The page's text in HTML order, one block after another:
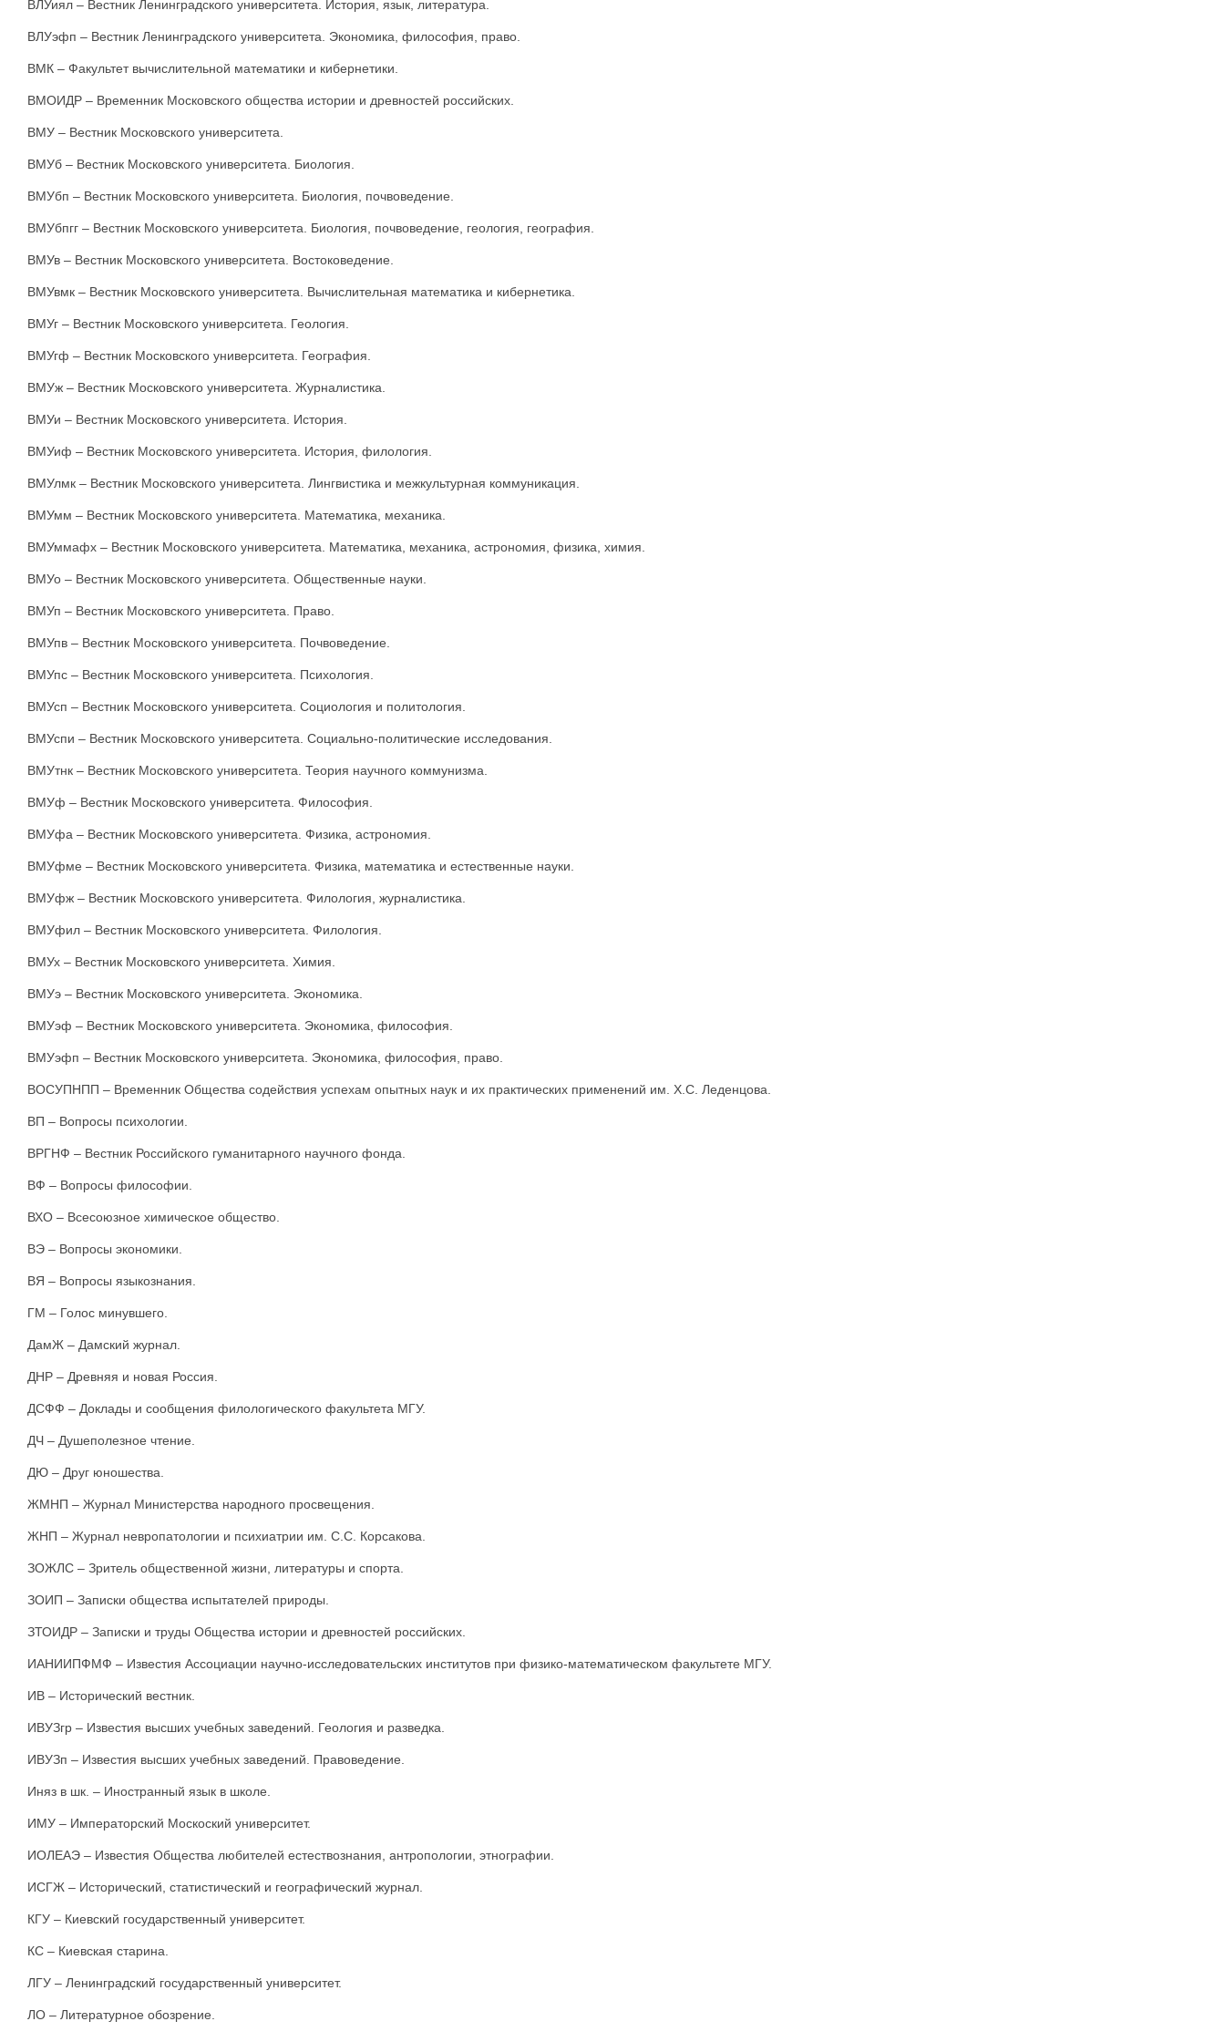
ВЛУиял – Вестник Ленинградского университета. История, язык, литература.
ВЛУэфп – Вестник Ленинградского университета. Экономика, философия, право.
ВМК – Факультет вычислительной математики и кибернетики.
ВМОИДР – Временник Московского общества истории и древностей российских.
ВМУ – Вестник Московского университета.
ВМУб – Вестник Московского университета. Биология.
ВМУбп – Вестник Московского университета. Биология, почвоведение.
ВМУбпгг – Вестник Московского университета. Биология, почвоведение, геология, география.
ВМУв – Вестник Московского университета. Востоковедение.
ВМУвмк – Вестник Московского университета. Вычислительная математика и кибернетика.
ВМУг – Вестник Московского университета. Геология.
ВМУгф – Вестник Московского университета. География.
ВМУж – Вестник Московского университета. Журналистика.
ВМУи – Вестник Московского университета. История.
ВМУиф – Вестник Московского университета. История, филология.
ВМУлмк – Вестник Московского университета. Лингвистика и межкультурная коммуникация.
ВМУмм – Вестник Московского университета. Математика, механика.
ВМУммафх – Вестник Московского университета. Математика, механика, астрономия, физика, химия.
ВМУо – Вестник Московского университета. Общественные науки.
ВМУп – Вестник Московского университета. Право.
ВМУпв – Вестник Московского университета. Почвоведение.
ВМУпс – Вестник Московского университета. Психология.
ВМУсп – Вестник Московского университета. Социология и политология.
ВМУспи – Вестник Московского университета. Социально-политические исследования.
ВМУтнк – Вестник Московского университета. Теория научного коммунизма.
ВМУф – Вестник Московского университета. Философия.
ВМУфа – Вестник Московского университета. Физика, астрономия.
ВМУфме – Вестник Московского университета. Физика, математика и естественные науки.
ВМУфж – Вестник Московского университета. Филология, журналистика.
ВМУфил – Вестник Московского университета. Филология.
ВМУх – Вестник Московского университета. Химия.
ВМУэ – Вестник Московского университета. Экономика.
ВМУэф – Вестник Московского университета. Экономика, философия.
ВМУэфп – Вестник Московского университета. Экономика, философия, право.
ВОСУПНПП – Временник Общества содействия успехам опытных наук и их практических применений им. Х.С. Леденцова.
ВП – Вопросы психологии.
ВРГНФ – Вестник Российского гуманитарного научного фонда.
ВФ – Вопросы философии.
ВХО – Всесоюзное химическое общество.
ВЭ – Вопросы экономики.
ВЯ – Вопросы языкознания.
ГМ – Голос минувшего.
ДамЖ – Дамский журнал.
ДНР – Древняя и новая Россия.
ДСФФ – Доклады и сообщения филологического факультета МГУ.
ДЧ – Душеполезное чтение.
ДЮ – Друг юношества.
ЖМНП – Журнал Министерства народного просвещения.
ЖНП – Журнал невропатологии и психиатрии им. С.С. Корсакова.
ЗОЖЛС – Зритель общественной жизни, литературы и спорта.
ЗОИП – Записки общества испытателей природы.
ЗТОИДР – Записки и труды Общества истории и древностей российских.
ИАНИИПФМФ – Известия Ассоциации научно-исследовательских институтов при физико-математическом факультете МГУ.
ИВ – Исторический вестник.
ИВУЗгр – Известия высших учебных заведений. Геология и разведка.
ИВУЗп – Известия высших учебных заведений. Правоведение.
Иняз в шк. – Иностранный язык в школе.
ИМУ – Императорский Москоский университет.
ИОЛЕАЭ – Известия Общества любителей естествознания, антропологии, этнографии.
ИСГЖ – Исторический, статистический и географический журнал.
КГУ – Киевский государственный университет.
КС – Киевская старина.
ЛГУ – Ленинградский государственный университет.
ЛО – Литературное обозрение.